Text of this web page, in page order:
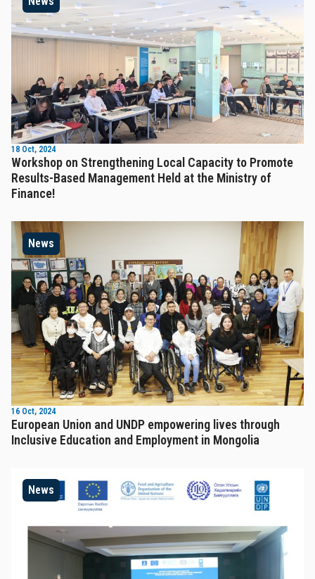
18 Oct, 2024
Workshop on Strengthening Local Capacity to Promote
Results-Based Management Held at the Ministry of
Finance!
News
16 Oct, 2024
European Union and UNDP empowering lives through
Inclusive Education and Employment in Mongolia
News